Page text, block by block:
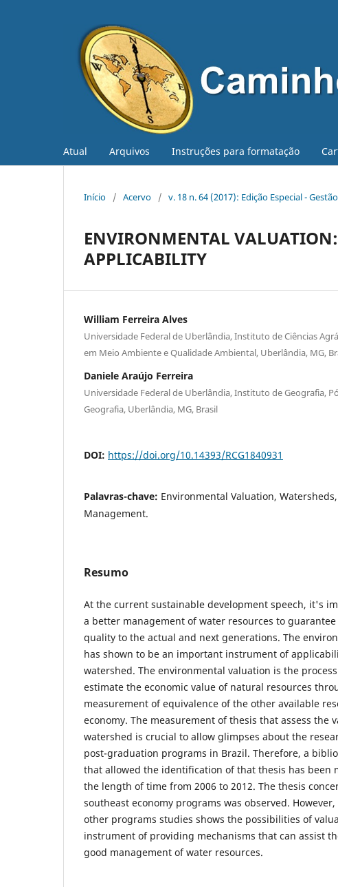
Atual Arquivos Instruções para formatação
Início / Acervo / v. 18 n. 64 (2017): Edição Especial -
ENVIRONMENTAL VALUATION:
APPLICABILITY
William Ferreira Alves
Universidade Federal de Uberlândia, Instituto de Ciências
em Meio Ambiente e Qualidade Ambiental, Uberlândia, MG,
Daniele Araújo Ferreira
Universidade Federal de Uberlândia, Instituto de Geografia,
Geografia, Uberlândia, MG, Brasil
DOI: https://doi.org/10.14393/RCG1840931
Palavras-chave: Environmental Valuation,
Management.
Resumo
At the current sustainable development speech, it's
a better management of water resources to
quality to the actual and next generations. The
has shown to be an important instrument of
watershed. The environmental valuation is the
estimate the economic value of natural resources
measurement of equivalence of the other available
economy. The measurement of thesis that assess the
watershed is crucial to allow glimpses about the
post-graduation programs in Brazil. Therefore, a
that allowed the identification of that thesis has been
the length of time from 2006 to 2012. The thesis
southeast economy programs was observed.
other programs studies shows the possibilities of
instrument of providing mechanisms that can assist
good management of water resources.